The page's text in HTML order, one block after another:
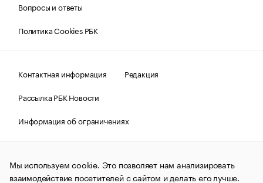
Вопросы и ответы
Политика Cookies РБК
Контактная информация
Редакция
Рассылка РБК Новости
Информация об ограничениях
Правовая информация
О соблюдении авторских прав
© АО «РОСБИЗНЕСКОНСАЛТИНГ»,1995–2026.Сообщения
и материалы информационного агентства «РБК»
Мы используем cookie. Это позволяет нам анализировать
взаимодействие посетителей с сайтом и делать его лучше.